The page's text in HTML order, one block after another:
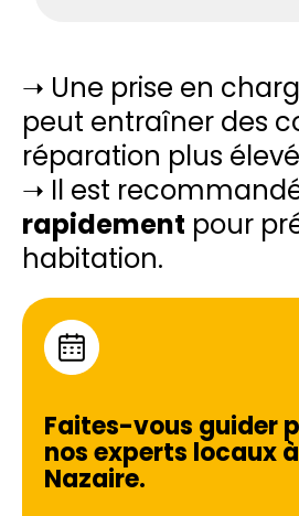
➝ Une prise en
peut entraîner des
réparation plus
➝ Il est
rapidement pour
habitation.
Faites-vous guider
nos experts locaux à
Nazaire.